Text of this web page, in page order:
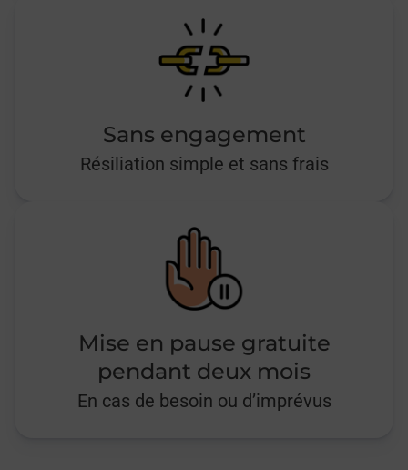
Sans engagement
Résiliation simple et sans frais
Mise en pause gratuite
pendant deux mois
En cas de besoin ou d’imprévus